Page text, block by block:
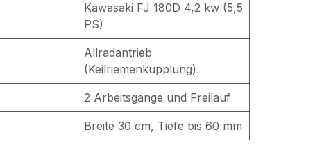
Kawasaki FJ 180D 4,2 kw (5,5
PS)
Allradantrieb
(Keilriemenkupplung)
2 Arbeitsgänge und Freilauf
Breite 30 cm, Tiefe bis 60 mm